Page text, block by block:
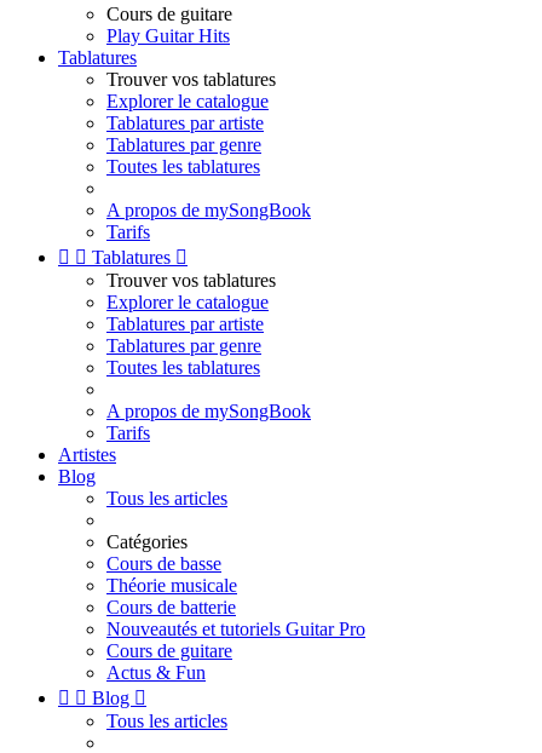
Cours de guitare
Play Guitar Hits
Tablatures
Trouver vos tablatures
Explorer le catalogue
Tablatures par artiste
Tablatures par genre
Toutes les tablatures
A propos de mySongBook
Tarifs
  Tablatures 
Trouver vos tablatures
Explorer le catalogue
Tablatures par artiste
Tablatures par genre
Toutes les tablatures
A propos de mySongBook
Tarifs
Artistes
Blog
Tous les articles
Catégories
Cours de basse
Théorie musicale
Cours de batterie
Nouveautés et tutoriels Guitar Pro
Cours de guitare
Actus & Fun
  Blog 
Tous les articles